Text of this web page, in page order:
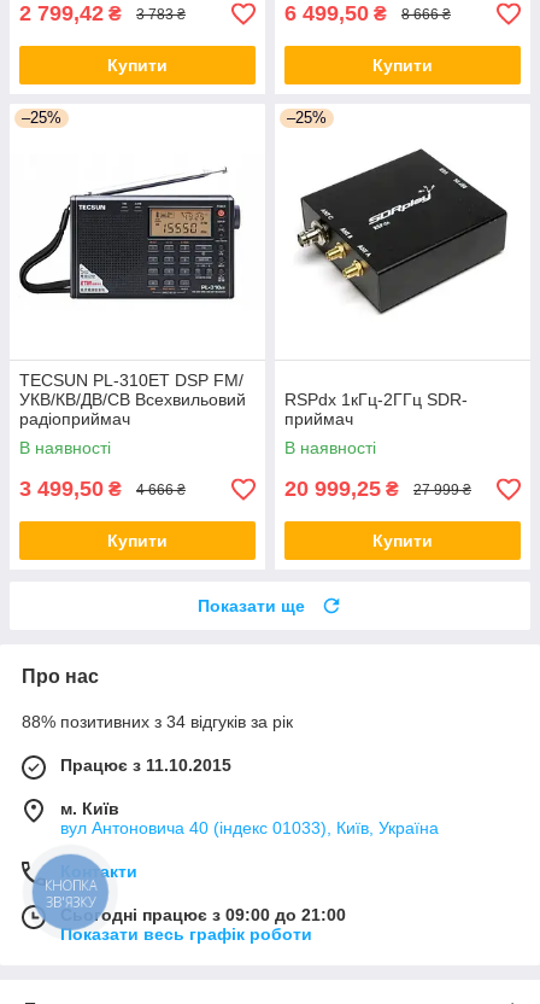
2 799,42 ₴ 3 783 ₴
Купити
6 499,50 ₴ 8 666 ₴
Купити
–25%
TECSUN PL-310ET DSP FM/
УКВ/КВ/ДВ/СВ Всехвильовий
радіоприймач
В наявності
3 499,50 ₴ 4 666 ₴
Купити
–25%
RSPdx 1кГц-2ГГц SDR-
приймач
В наявності
20 999,25 ₴ 27 999 ₴
Купити
Показати ще
Про нас
88% позитивних з 34 відгуків за рік
Працює з 11.10.2015
м. Київ
вул Антоновича 40 (індекс 01033), Київ, Україна
Контакти
Сьогодні працює з 09:00 до 21:00
Показати весь графік роботи
КНОПКА
ЗВ'ЯЗКУ